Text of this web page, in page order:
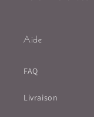
Aide
FAQ
Livraison